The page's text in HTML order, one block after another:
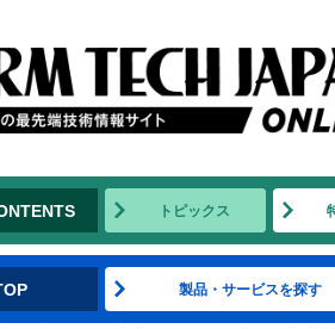
トピックス
製品・サービスを探す